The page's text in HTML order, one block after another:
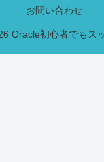
お問い合わせ
Oracle初心者でもス